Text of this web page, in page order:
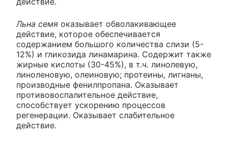
Льна семя оказывает обволакивающее
действие, которое обеспечивается
содержанием большого количества слизи (5-
12%) и гликозида линамарина. Содержит также
жирные кислоты (30-45%), в т.ч. линолевую,
линоленовую, олеиновую; протеины, лигнаны,
производные фенилпропана. Оказывает
противовоспалительное действие,
способствует ускорению процессов
регенерации. Оказывает слабительное
действие.